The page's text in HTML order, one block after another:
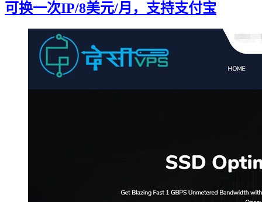
可换一次IP/8美元/月，支持支付宝